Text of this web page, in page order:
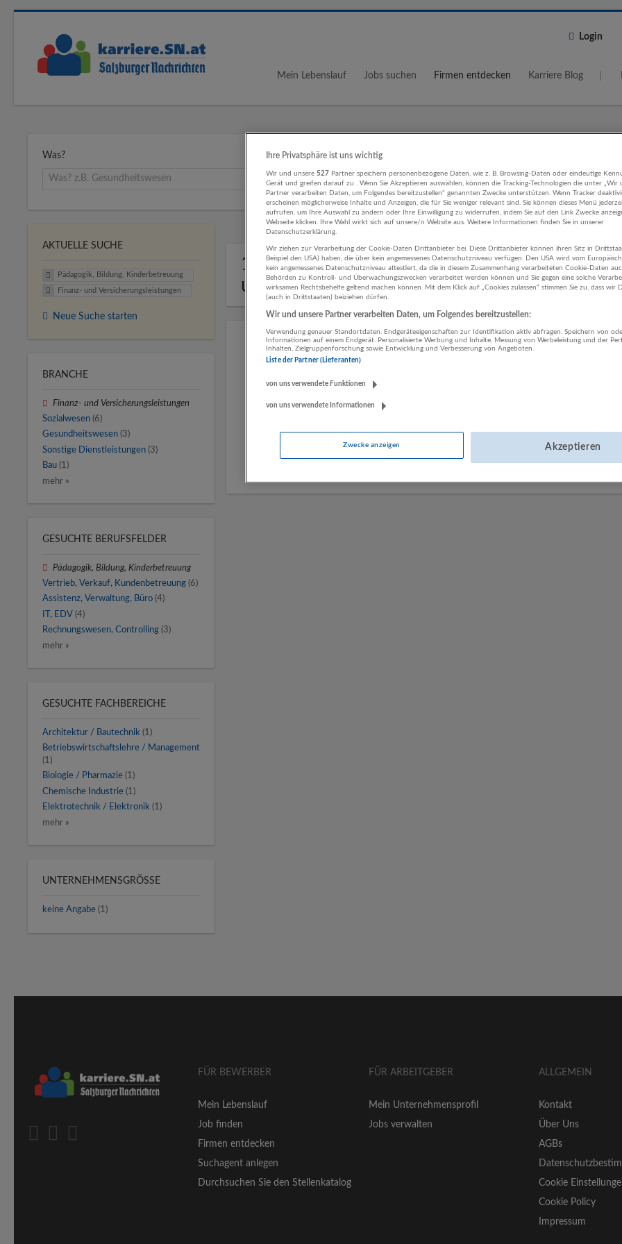
Login
Mein Lebenslauf Jobs suchen Firmen entdecken Karriere Blog
Was? Wo?
5 km
1 Pädagogik, Bildung, Kinderbetreuung
und Versicherungsleistungen Unternehmen
LUGSTEIN CONSULTING
Bergheim bei Salzburg
Bau | Beherbergung und Gastronomie | Einzelhandel |
Gesundheitswesen | Herstellung von Waren | IT-Dienstleistungen |
Sonstige Dienstleistungen | Sozialwesen | Verkehr | Verlagswesen |
AKTUELLE SUCHE
Pädagogik, Bildung, Kinderbetreuung
Finanz- und Versicherungsleistungen
Neue Suche starten
BRANCHE
Finanz- und Versicherungsleistungen
Sozialwesen (6)
Gesundheitswesen (3)
Sonstige Dienstleistungen (3)
Bau (1)
mehr »
GESUCHTE BERUFSFELDER
Pädagogik, Bildung, Kinderbetreuung
Vertrieb, Verkauf, Kundenbetreuung (6)
Assistenz, Verwaltung, Büro (4)
IT, EDV (4)
Rechnungswesen, Controlling (3)
mehr »
GESUCHTE FACHBEREICHE
Architektur / Bautechnik (1)
Betriebswirtschaftslehre / Management
(1)
Biologie / Pharmazie (1)
Chemische Industrie (1)
Elektrotechnik / Elektronik (1)
mehr »
UNTERNEHMENSGRÖSSE
keine Angabe (1)
FÜR BEWERBER
Mein Lebenslauf
Job finden
Firmen entdecken
Suchagent anlegen
Durchsuchen Sie den Stellenkatalog
FÜR ARBEITGEBER
Mein Unternehmensprofil
Jobs verwalten
ALLGEMEIN
Kontakt
Über Uns
AGBs
Cookie
Cookie Policy
Impressum
Ihre Privatsphäre ist uns wichtig
Wir und unsere527 Partner speichern personenbezogene Daten, wie z. B. Browsing-Daten oder eindeutige
Gerät und greifen darauf zu . Wenn Sie Akzeptieren auswählen, können die Tracking-Technologien die unter „Wir
Partner verarbeiten Daten, um Folgendes bereitzustellen“ genannten Zwecke unterstützen. Wenn Tracker
erscheinen möglicherweise Inhalte und Anzeigen, die für Sie weniger relevant sind. Sie können dieses Menü
aufrufen, um Ihre Auswahl zu ändern oder Ihre Einwilligung zu widerrufen, indem Sie auf den Link Zwecke
Webseite klicken. Ihre Wahl wirkt sich auf unsere/n Website aus. Weitere Informationen finden Sie in unserer
Datenschutzerklärung.
Wir ziehen zur Verarbeitung der Cookie-Daten Drittanbieter bei. Diese Drittanbieter können ihren Sitz in
Beispiel den USA) haben, die über kein angemessenes Datenschutzniveau verfügen. Den USA wird vom
kein angemessenes Datenschutzniveau attestiert, da die in diesem Zusammenhang verarbeiteten Cookie-Daten
Behörden zu Kontroll- und Überwachungszwecken verarbeitet werden können und Sie gegen eine solche
wirksamen Rechtsbehelfe geltend machen können. Mit dem Klick auf „Cookies zulassen“ stimmen Sie zu, dass wir
(auch in Drittstaaten) beiziehen dürfen.
Wir und unsere Partner verarbeiten Daten, um Folgendes bereitzustellen:
Verwendung genauer Standortdaten. Endgeräteeigenschaften zur Identifikation aktiv abfragen. Speichern von
Informationen auf einem Endgerät. Personalisierte Werbung und Inhalte, Messung von Werbeleistung und der
Inhalten, Zielgruppenforschung sowie Entwicklung und Verbesserung von Angeboten.
Liste der Partner (Lieferanten)
von uns verwendete Funktionen
von uns verwendete Informationen
Zwecke anzeigen Akzeptieren